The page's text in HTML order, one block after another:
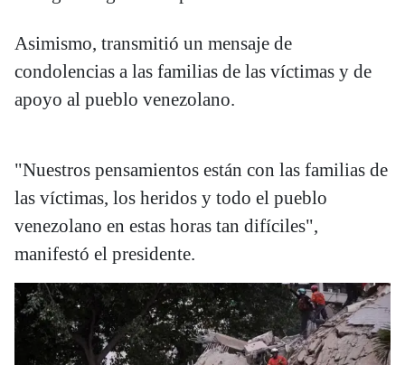
Asimismo, transmitió un mensaje de
condolencias a las familias de las víctimas y de
apoyo al pueblo venezolano.
"Nuestros pensamientos están con las familias de
las víctimas, los heridos y todo el pueblo
venezolano en estas horas tan difíciles",
manifestó el presidente.